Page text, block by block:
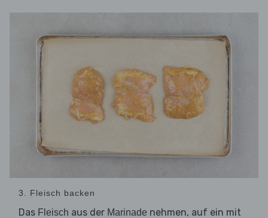
3. Fleisch backen
Das Fleisch aus der Marinade nehmen, auf ein mit